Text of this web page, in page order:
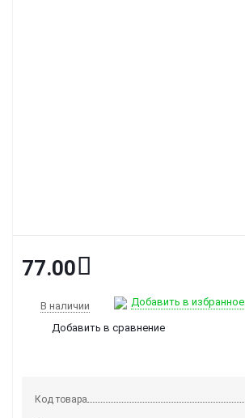
77.00
В наличии Добавить в избранное
Добавить в сравнение
Код товара